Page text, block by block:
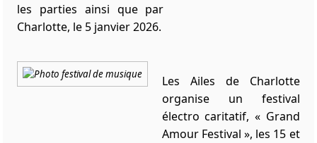
les parties ainsi que par
Charlotte, le 5 janvier 2026.
Les Ailes de Charlotte
organise un festival
électro caritatif, « Grand
Amour Festival », les 15 et